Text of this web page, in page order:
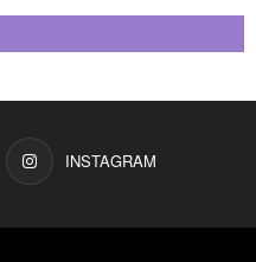
INSTAGRAM